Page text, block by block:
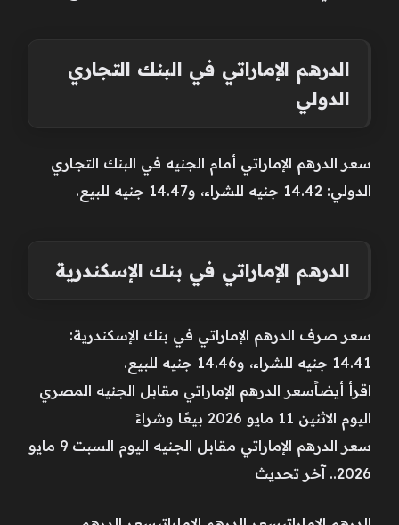
الدرهم الإماراتي في البنك التجاري
الدولي
سعر الدرهم الإماراتي أمام الجنيه في البنك التجاري
الدولي: 14.42 جنيه للشراء، و14.47 جنيه للبيع.
الدرهم الإماراتي في بنك الإسكندرية
سعر صرف الدرهم الإماراتي في بنك الإسكندرية:
14.41 جنيه للشراء، و14.46 جنيه للبيع.
اقرأ أيضاًسعر الدرهم الإماراتي مقابل الجنيه المصري
اليوم الاثنين 11 مايو 2026 بيعًا وشراءً
سعر الدرهم الإماراتي مقابل الجنيه اليوم السبت 9 مايو
2026.. آخر تحديث